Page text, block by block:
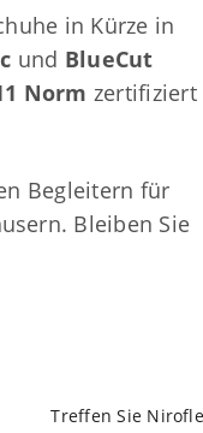
in Kürze in
und BlueCut
Norm zertifiziert
Begleitern für
Bleiben Sie
Treffen Sie